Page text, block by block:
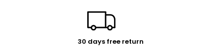
30 days free return